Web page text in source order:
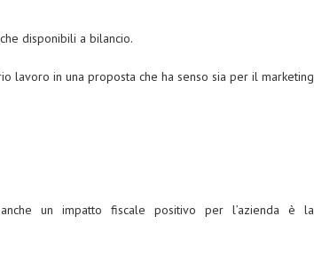
disponibili a bilancio.
lavoro in una proposta che ha senso sia per il marketing
un impatto fiscale positivo per l’azienda è la